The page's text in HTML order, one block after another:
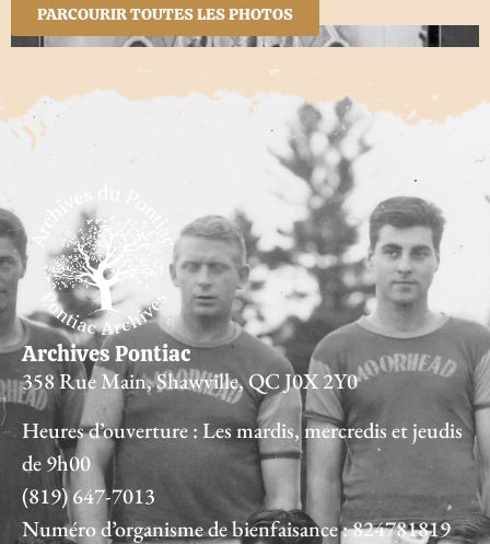
PARCOURIR TOUTES LES PHOTOS
Archives Pontiac
358 Rue Main, Shawville, QC J0X 2Y0
Heures d’ouverture : Les mardis, mercredis et jeudis
de 9h00
(819) 647-7013
Numéro d’organisme de bienfaisance : 824781819